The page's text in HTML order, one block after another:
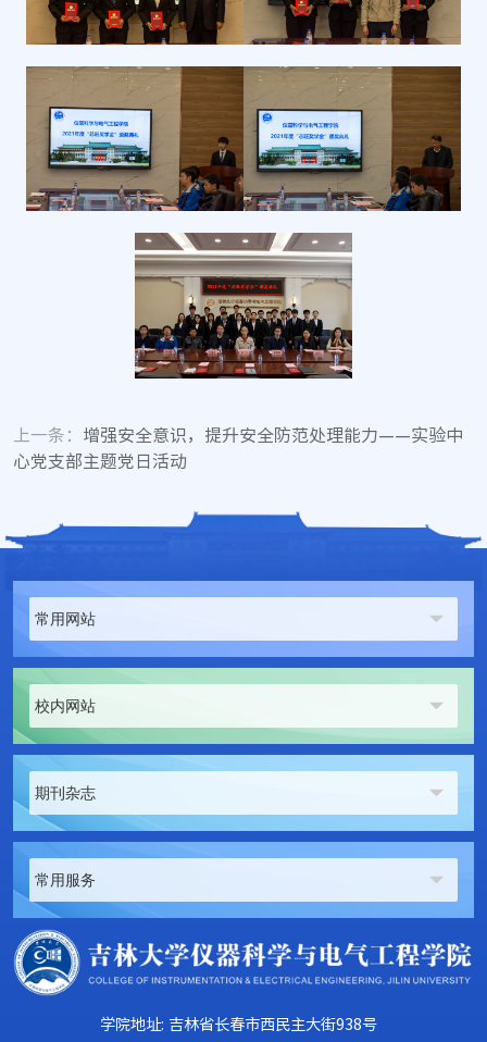
上一条： 增强安全意识，提升安全防范处理能力——实验中
心党支部主题党日活动
常用网站
校内网站
期刊杂志
常用服务
学院地址: 吉林省长春市西民主大街938号